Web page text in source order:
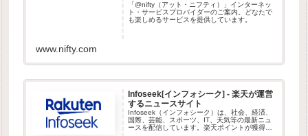
「@nifty（アット・ニフティ）」インターネッ
ト・サービスプロバイダーのご案内。どなたで
も楽しめるサービスを提供しています。
www.nifty.com
Infoseek[インフォシーク] - 楽天が運営
するニュースサイト
Infoseek（インフォシーク）は、社会、経済、
国際、芸能、スポーツ、IT、天気等の最新ニュ
ースを配信しています。楽天ポイントが獲得出